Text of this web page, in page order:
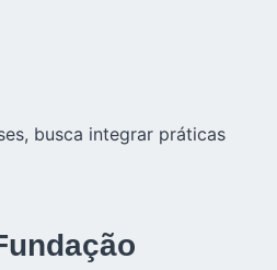
busca integrar práticas